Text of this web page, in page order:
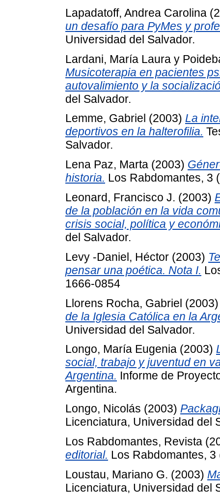
Lapadatoff, Andrea Carolina
un desafío para PyMes y
Universidad del Salvador.
Lardani, María Laura y
Musicoterapia en pacientes
autovalimiento y la
del Salvador.
Lemme, Gabriel (2003) La
deportivos en la halterofilia.
Salvador.
Lena Paz, Marta (2003)
historia. Los Rabdomantes, 3
Leonard, Francisco J. (2003)
de la población en la vida
crisis social, política y
del Salvador.
Levy -Daniel, Héctor (2003)
pensar una poética. Nota I.
1666-0854
Llorens Rocha, Gabriel
de la Iglesia Católica en la
Universidad del Salvador.
Longo, María Eugenia (2003)
social, trabajo y juventud en
Argentina. Informe de
Argentina.
Longo, Nicolás (2003)
Licenciatura, Universidad del
Los Rabdomantes, Revista
editorial. Los Rabdomantes,
Loustau, Mariano G. (2003)
Licenciatura, Universidad del